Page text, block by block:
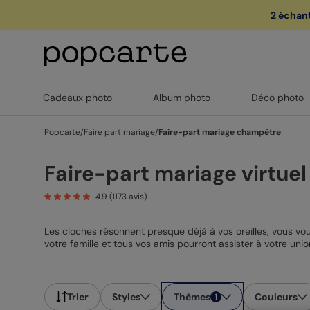
Cadeaux photo Album photo Déco photo
Popcarte/Faire part mariage/Faire-part mariage champêtre
Faire-part mariage virtuel
4.9 (1173avis)
Les cloches résonnent presque déjà à vos oreilles, vous
votre famille et tous vos amis pourront assister à votre
ordinateur. En un clin d’œil ils peuvent regarder leur
nous n’avons pas pour autant délaissé le côté esthétique
yeux. Ces faire-part mariage virtuels personnalisés à
Trier Styles Thèmes 1 Couleurs